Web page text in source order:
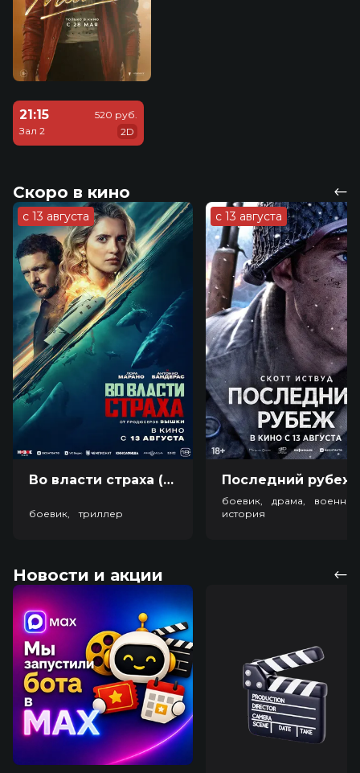
21:15
Зал 2
520 руб.
2D
Скоро в кино
с 13 августа
Во власти страха (18+)
боевик, триллер
с 13 августа
боевик, драма,
история
Новости и акции